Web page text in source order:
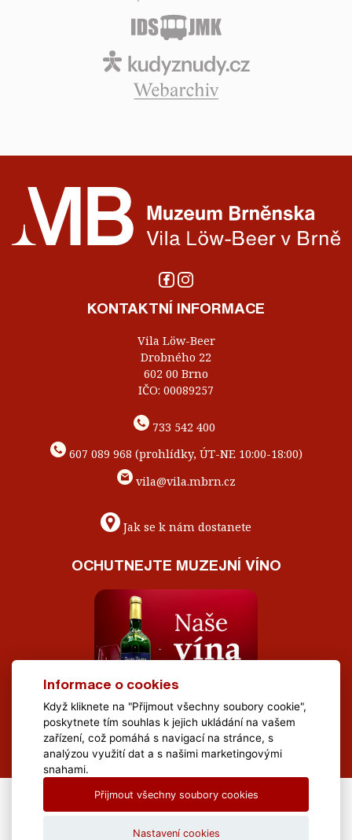
KONTAKTNÍ INFORMACE
Vila Löw-Beer
Drobného 22
602 00 Brno
IČO: 00089257
733 542 400
607 089 968 (prohlídky, ÚT-NE 10:00-18:00)
vila@vila.mbrn.cz
Jak se k nám dostanete
OCHUTNEJTE MUZEJNÍ VÍNO
All Rights Reserved Muzeum Brněnska © 2020, Webdesign by
Informace o cookies
Když kliknete na "Přijmout všechny soubory cookie",
poskytnete tím souhlas k jejich ukládání na vašem
zařízení, což pomáhá s navigací na stránce, s
analýzou využití dat a s našimi marketingovými
snahami.
Přijmout všechny soubory cookies
Nastavení cookies